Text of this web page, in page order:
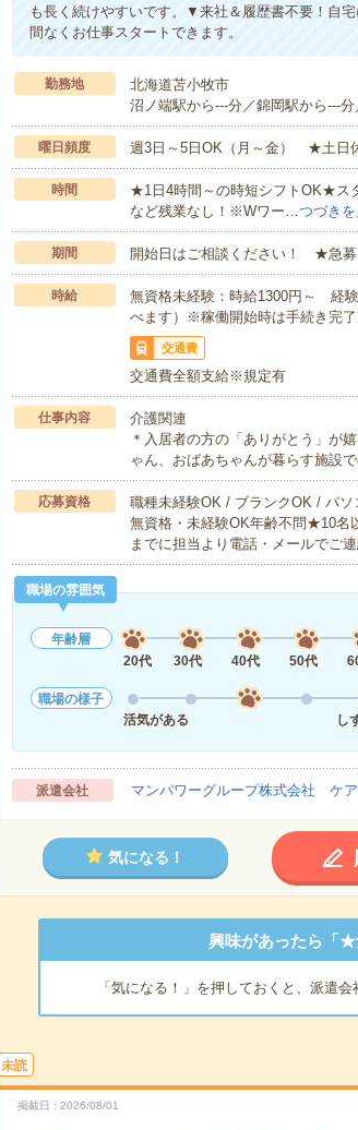
も長く続けやすいです。▼来社＆履歴書不要！自
間なくお仕事スタートできます。
勤務地
北海道苫小牧市
沼ノ端駅から---分／錦岡駅から---
曜日頻度 週3日～5日OK（月～金） ★土日
時間
★1日4時間～の時短シフトOK★ス
など残業なし！※Wワー…つづきを
期間 開始日はご相談ください！ ★急
時給
無資格未経験：時給1300円～ 経
べます）※稼働開始時は手続き完了
交通費
交通費全額支給※規定有
仕事内容
介護関連
＊入居者の方の「ありがとう」が
ゃん、おばあちゃんが暮らす施設
応募資格
職種未経験OK / ブランクOK / パ
無資格・未経験OK年齢不問★10名
までに担当より電話・メールでご
職場の雰囲気
年齢層
20代
30代 40代 50代
職場の様子
活気がある
し
派遣会社 マンパワーグループ株式会社 ケ
気になる！
興味があったら「★
「気になる！」を押しておくと、派遣会
未読
掲載日 2026/08/01